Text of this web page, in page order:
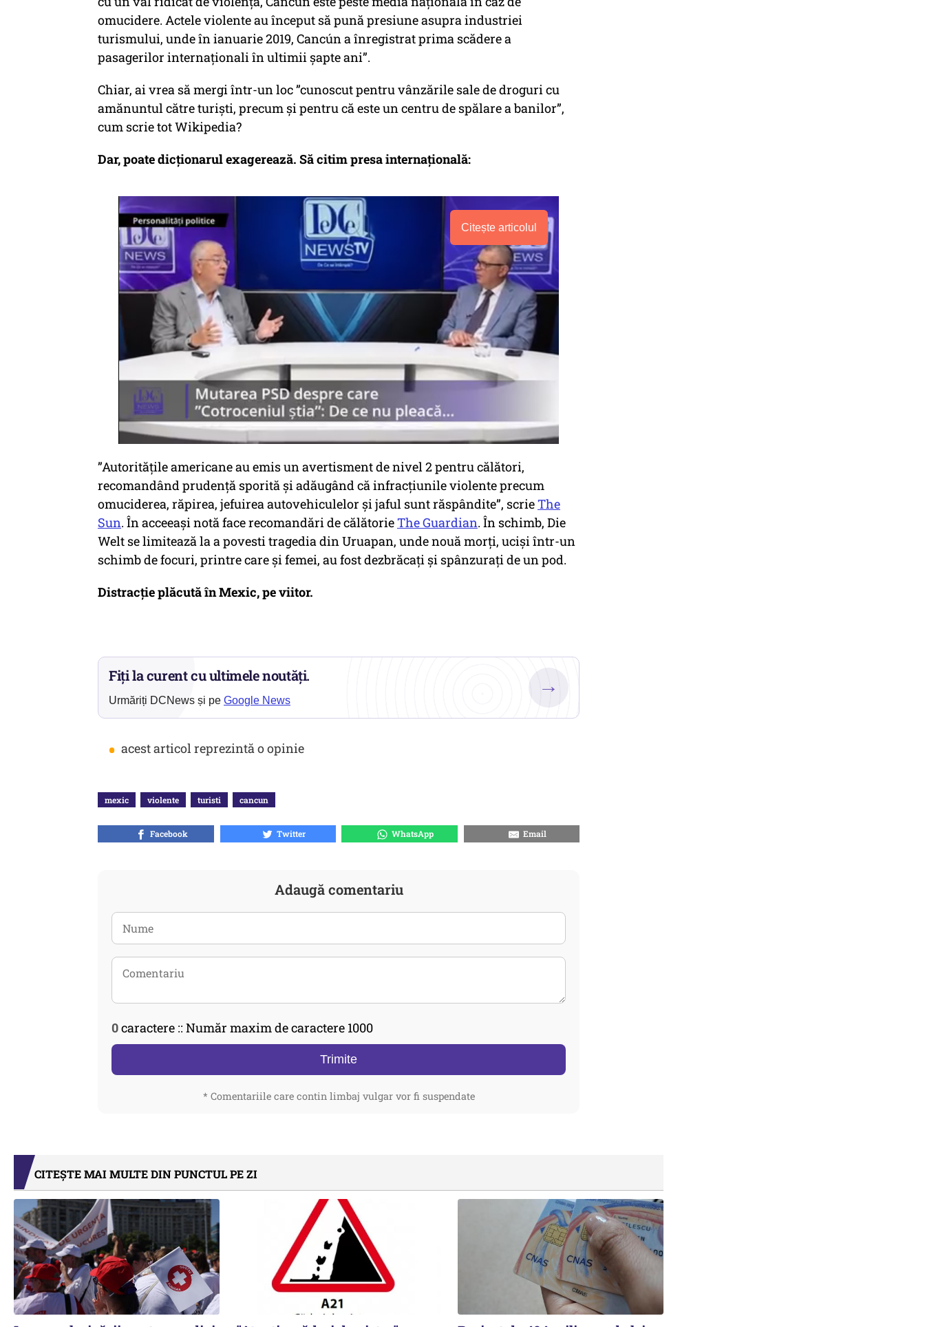
omucidere. Actele violente au început să pună presiune asupra industriei
turismului, unde în ianuarie 2019, Cancún a înregistrat prima scădere a
pasagerilor internaționali în ultimii șapte ani”.
Chiar, ai vrea să mergi într-un loc ”cunoscut pentru vânzările sale de droguri cu
amănuntul către turiști, precum și pentru că este un centru de spălare a banilor”,
cum scrie tot Wikipedia?
Dar, poate dicționarul exagerează. Să citim presa internațională:
Citește articolul
”Autoritățile americane au emis un avertisment de nivel 2 pentru călători,
recomandând prudență sporită și adăugând că infracțiunile violente precum
omuciderea, răpirea, jefuirea autovehiculelor și jaful sunt răspândite”, scrieThe
Sun. În acceeași notă face recomandări de călătorieThe Guardian. În schimb, Die
Welt se limitează la a povesti tragedia din Uruapan, unde nouă morți, uciși într-un
schimb de focuri, printre care și femei, au fost dezbrăcați și spânzurați de un pod.
Distracție plăcută în Mexic, pe viitor.
Fiți la curent cu ultimele noutăți.
Urmăriți DCNews și pe Google News
→
• acest articol reprezintă o opinie
mexic violente turisti cancun
Facebook Twitter WhatsApp Email
Adaugă comentariu
0caractere :: Număr maxim de caractere 1000
Trimite
* Comentariile care contin limbaj vulgar vor fi suspendate
CITEȘTE MAI MULTE DIN PUNCTUL PE ZI